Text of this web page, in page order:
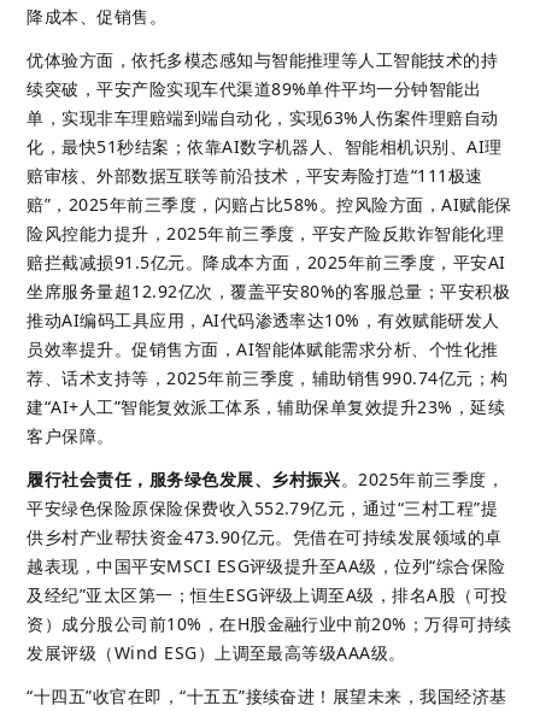
降成本、促销售。
优体验方面，依托多模态感知与智能推理等人工智能技术的持
续突破，平安产险实现车代渠道89%单件平均一分钟智能出
单，实现非车理赔端到端自动化，实现63%人伤案件理赔自动
化，最快51秒结案；依靠AI数字机器人、智能相机识别、AI理
赔审核、外部数据互联等前沿技术，平安寿险打造“111极速
赔”，2025年前三季度，闪赔占比58%。控风险方面，AI赋能保
险风控能力提升，2025年前三季度，平安产险反欺诈智能化理
赔拦截减损91.5亿元。降成本方面，2025年前三季度，平安AI
坐席服务量超12.92亿次，覆盖平安80%的客服总量；平安积极
推动AI编码工具应用，AI代码渗透率达10%，有效赋能研发人
员效率提升。促销售方面，AI智能体赋能需求分析、个性化推
荐、话术支持等，2025年前三季度，辅助销售990.74亿元；构
建“AI+人工”智能复效派工体系，辅助保单复效提升23%，延续
客户保障。
履行社会责任，服务绿色发展、乡村振兴。2025年前三季度，
平安绿色保险原保险保费收入552.79亿元，通过“三村工程”提
供乡村产业帮扶资金473.90亿元。凭借在可持续发展领域的卓
越表现，中国平安MSCI ESG评级提升至AA级，位列“综合保险
及经纪”亚太区第一；恒生ESG评级上调至A级，排名A股（可投
资）成分股公司前10%，在H股金融行业中前20%；万得可持续
发展评级（Wind ESG）上调至最高等级AAA级。
“十四五”收官在即，“十五五”接续奋进！展望未来，我国经济基